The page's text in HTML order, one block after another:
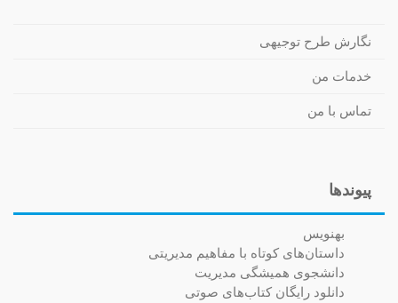
نگارش طرح توجیهی
خدمات من
تماس با من
پیوندها
بهنویس
داستان‌های کوتاه با مفاهیم مدیریتی
دانشجوی همیشگی مدیریت
دانلود رایگان کتاب‌های صوتی